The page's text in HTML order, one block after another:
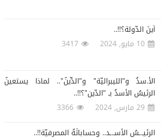
أينَ الدّولةُ؟!!..
10 مايو, 2024
3417
الأ.سدُ و"الليبراليّةُ" و"الدِّينُ".. لماذا يستعينُ
الرئيسُ الأسدُ بـ "الدّين"؟!!..
29 مارس, 2024
3366
الرئيـ.ـسُ الأسـ.ـد.. وحساباتُهُ المصرفيّةُ!!..